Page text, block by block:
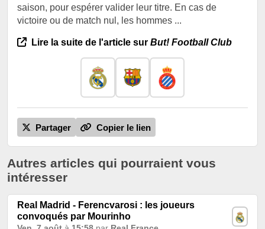
saison, pour espérer valider leur titre. En cas de
victoire ou de match nul, les hommes ...
Lire la suite de l'article sur But! Football Club
Partager Copier le lien
Autres articles qui pourraient vous
intéresser
Real Madrid - Ferencvarosi : les joueurs
convoqués par Mourinho